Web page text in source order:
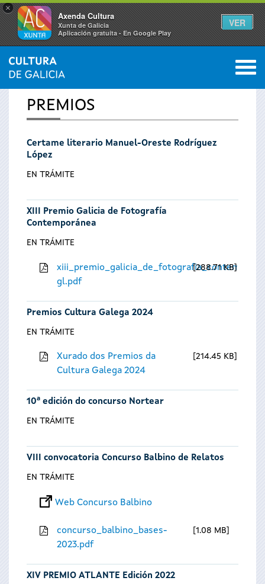
×
Axenda Cultura
Xunta de Galicia
Aplicación gratuíta - En Google Play
VER
Vostede
está
aquí
INICIO 0
PREMIOS
Certame literario Manuel-Oreste Rodríguez
López
EN TRÁMITE
XIII Premio Galicia de Fotografía
Contemporánea
EN TRÁMITE
gl.pdf
288.71 KB
Premios Cultura Galega 2024
EN TRÁMITE
Xurado dos Premios da
Cultura Galega 2024
214.45 KB
10ª edición do concurso Nortear
EN TRÁMITE
VIII convocatoria Concurso Balbino de Relatos
EN TRÁMITE
Web Concurso Balbino
concurso_balbino_bases-
2023.pdf
1.08 MB
XIV PREMIO ATLANTE Edición 2022